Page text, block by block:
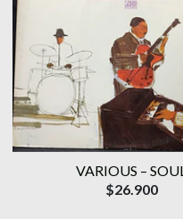
VARIOUS – SOUL
$26.900